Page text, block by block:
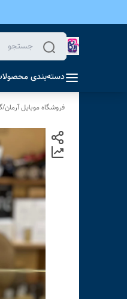
دسته‌بندی
فروشگاه موبایل آرمان/